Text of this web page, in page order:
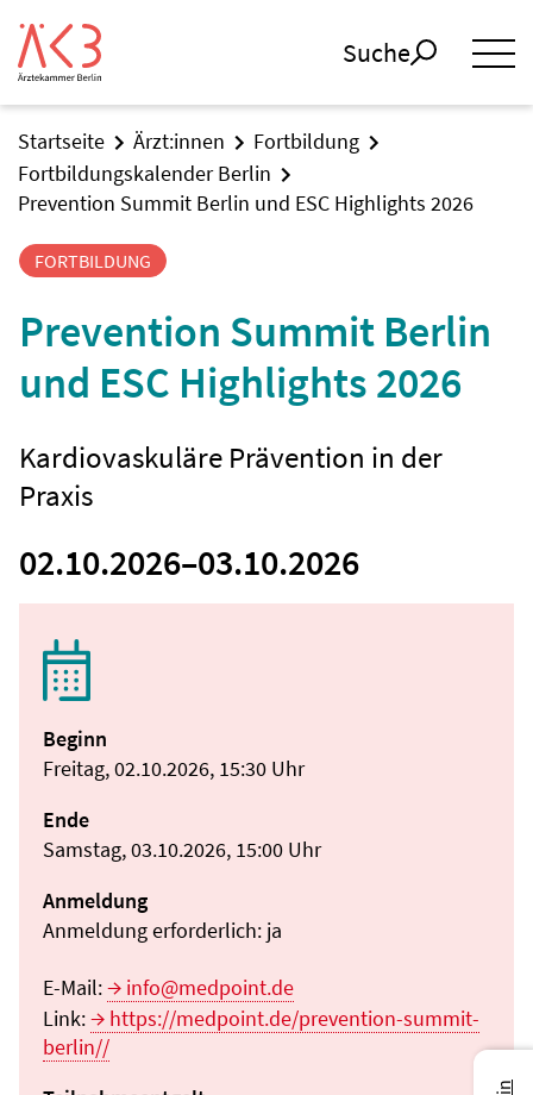
Suche
Startseite Ärzt:innen
Fortbildung
Fortbildungskalender Berlin
Prevention Summit Berlin und ESC Highlights 2026
FORTBILDUNG
Prevention Summit Berlin
und ESC Highlights 2026
Kardiovaskuläre Prävention in der
Praxis
02.10.2026–03.10.2026
Beginn
Freitag, 02.10.2026, 15:30 Uhr
Ende
Samstag, 03.10.2026, 15:00 Uhr
Anmeldung
Anmeldung erforderlich: ja
E-Mail:
info@medpoint.de
Link:
https://medpoint.de/prevention-summit-
berlin//